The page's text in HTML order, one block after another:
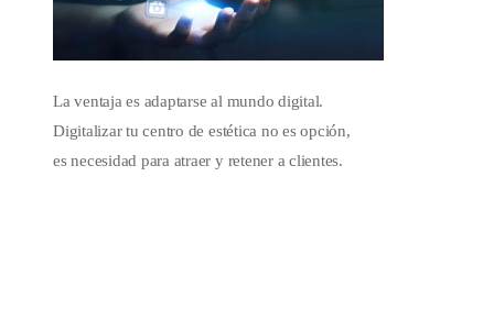
La ventaja es adaptarse al mundo digital.
Digitalizar tu centro de estética no es opción,
es necesidad para atraer y retener a clientes.